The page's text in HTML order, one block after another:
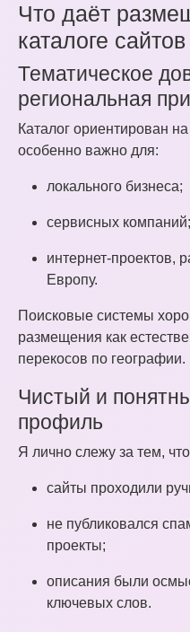
Что даёт
каталоге
Тематическое
региональная
Каталог ориентирован на
особенно важно для:
локального бизнеса;
сервисных компаний;
интернет-проектов,
Европу.
Поисковые системы
размещения как
перекосов по географии.
Чистый и
профиль
Я лично слежу за тем,
сайты проходили
не публиковался
проекты;
описания были
ключевых слов.